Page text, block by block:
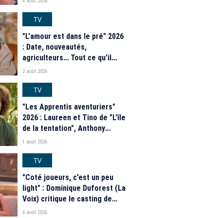
TV
"L'amour est dans le pré" 2026
: Date, nouveautés,
agriculteurs… Tout ce qu'il
faut savoir sur la saison 21 du
2 août 2026
TV
"Les Apprentis aventuriers"
2026 : Laureen et Tino de "L'île
de la tentation", Anthony
Matéo, Jade Leboeuf... Le
de la télé-réalité de W9
1 août 2026
TV
"Coté joueurs, c’est un peu
light" : Dominique Duforest (La
Voix) critique le casting de
"Secret Story" 2026
6 août 2026